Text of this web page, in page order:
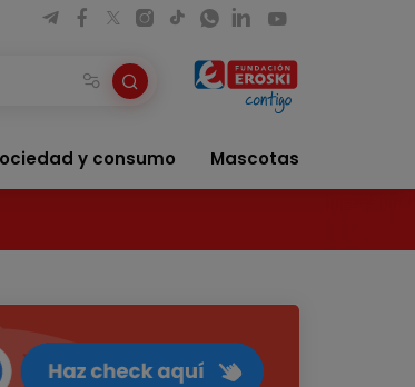
y consumo Mascotas